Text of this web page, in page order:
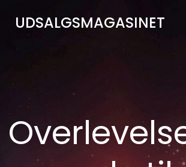
til
indhold
UDSALGSMAGASINET